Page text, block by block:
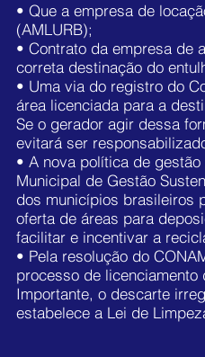
• Que a empresa de
(AMLURB);
• Contrato da empresa de
correta destinação do
• Uma via do registro do
área licenciada para a
Se o gerador agir dessa
evitará ser
• A nova política de
Municipal de Gestão
dos municípios brasileiros
oferta de áreas para
facilitar e incentivar a
• Pela resolução do
processo de
Importante, o descarte
estabelece a Lei de